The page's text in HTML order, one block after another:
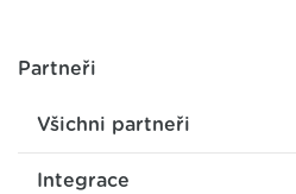
Partneři
Všichni partneři
Integrace